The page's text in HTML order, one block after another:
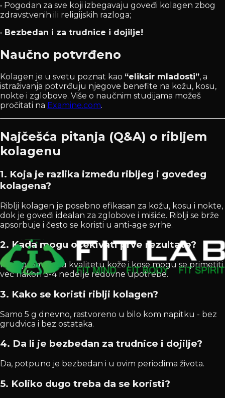
• Pogodan za sve koji izbegavaju goveđi kolagen zbog
zdravstvenih ili religijskih razloga;
• Bezbedan i za trudnice i dojilje!
Naučno potvrđeno
Kolagen je u svetu poznat kao “eliksir mladosti”, a
istraživanja potvrđuju njegove benefite na kožu, kosu,
nokte i zglobove. Više o naučnim studijama možeš
pročitati na Examine.com.
Najčešća pitanja (Q&A) o ribljem
kolagenu
1. Koja je razlika između ribljeg i goveđeg
kolagena?
Riblji kolagen je posebno efikasan za kožu, kosu i nokte,
dok je goveđi idealan za zglobove i mišiće. Riblji se brže
apsorbuje i često se koristi u anti-age svrhe.
2. Kada mogu očekivati prve rezultate?
Prve promene u kvalitetu kože i kose mogu se primetiti
već nakon 3-4 nedelje redovne upotrebe.
3. Kako se koristi riblji kolagen?
Samo 5 g dnevno, rastvoreno u bilo kom napitku - bez
grudvica i bez ostataka.
4. Da li je bezbedan za trudnice i dojilje?
Da, potpuno je bezbedan i u ovim periodima života.
5. Koliko dugo treba da se koristi?